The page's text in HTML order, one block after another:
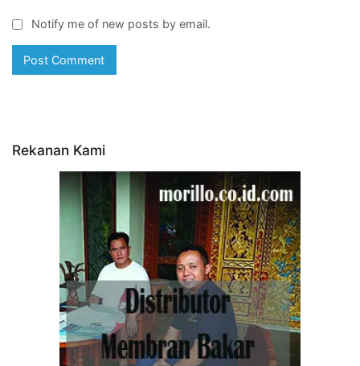
Notify me of new posts by email.
Rekanan Kami